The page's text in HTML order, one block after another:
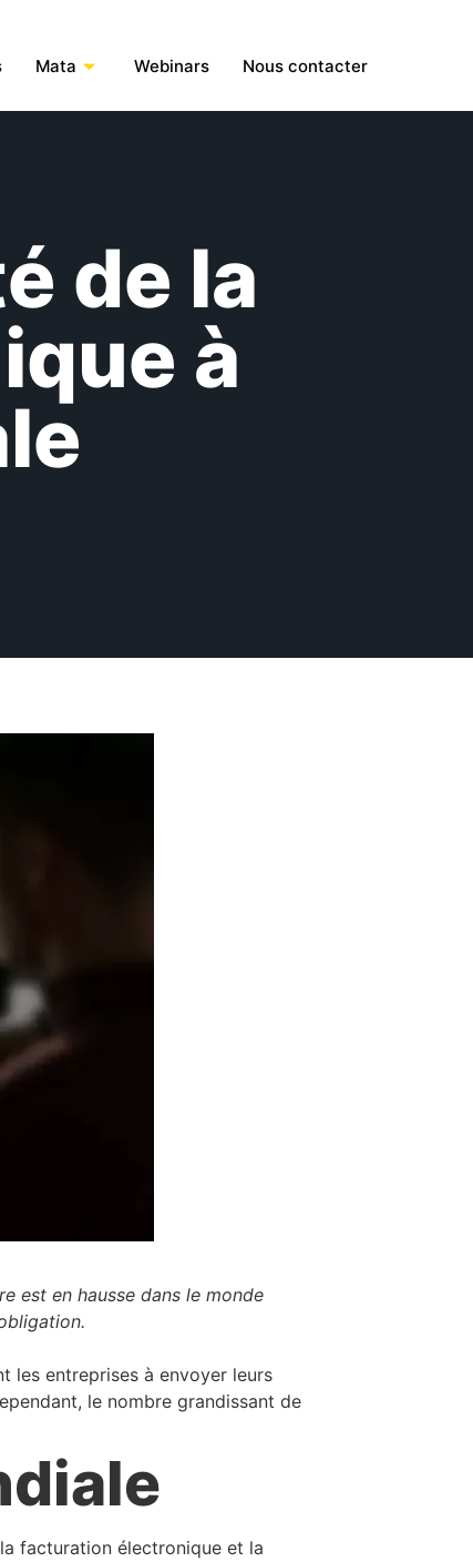
Mata Webinars Nous contacter
de la
à
est en hausse dans le monde
les entreprises à envoyer leurs
le nombre grandissant de
facturation électronique et la